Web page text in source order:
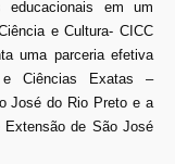
educacionais em um
e Cultura- CICC
uma parceria efetiva
Ciências Exatas –
José do Rio Preto e a
Extensão de São José